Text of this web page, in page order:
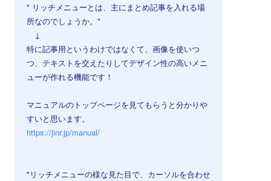
" リッチメニューとは、主にまとめ記事を入れる場
所なのでしょうか。"
↓
特に記事用というわけではなくて、画像を使いつ
つ、テキストを交えたりしてデザイン性の高いメニ
ューが作れる機能です！
マニュアルのトップページを見てもらうと分かりや
すいと思います。
https://jinr.jp/manual/
"リッチメニューの様な見た目で、カーソルを合わせ